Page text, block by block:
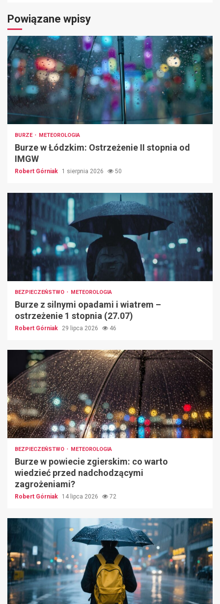
Powiązane wpisy
BURZE METEOROLOGIA
Burze w Łódzkim: Ostrzeżenie II stopnia od
IMGW
Robert Górniak 1 sierpnia 2026 50
BEZPIECZEŃSTWO METEOROLOGIA
Burze z silnymi opadami i wiatrem –
ostrzeżenie 1 stopnia (27.07)
Robert Górniak 29 lipca 2026 46
BEZPIECZEŃSTWO METEOROLOGIA
Burze w powiecie zgierskim: co warto
wiedzieć przed nadchodzącymi
zagrożeniami?
Robert Górniak 14 lipca 2026 72